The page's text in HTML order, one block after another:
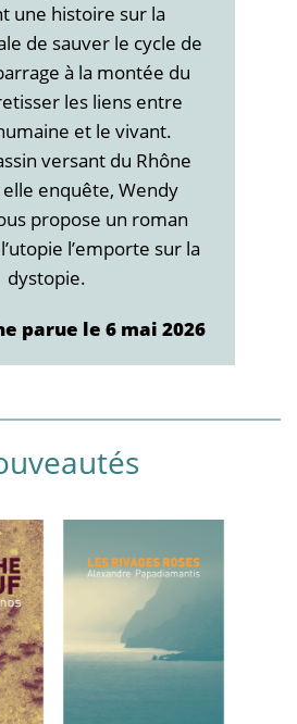
une histoire sur la
de sauver le cycle de
à la montée du
les liens entre
et le vivant.
versant du Rhône
enquête, Wendy
propose un roman
l’emporte sur la
dystopie.
parue le 6 mai 2026